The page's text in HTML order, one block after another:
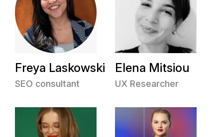
Freya Laskowski
SEO consultant
Elena Mitsiou
UX Researcher